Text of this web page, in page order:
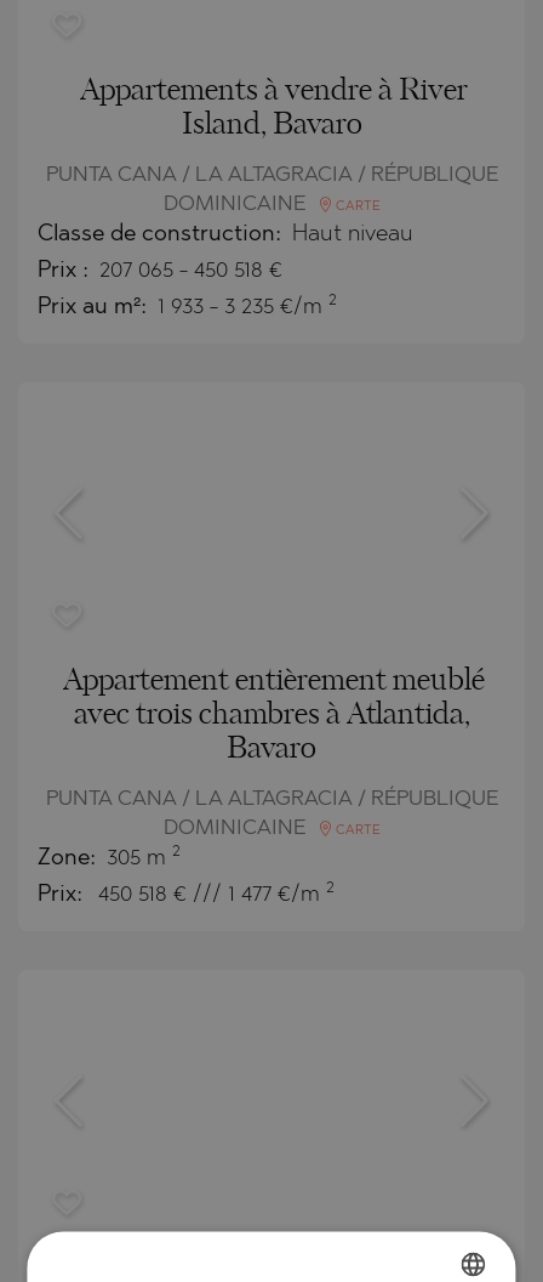
Appartements à vendre à River
Island, Bavaro
PUNTA CANA / LA ALTAGRACIA / RÉPUBLIQUE
DOMINICAINE
CARTE
Classe de construction: Haut niveau
Prix : 207 065 - 450 518 €
Prix au m²: 1 933 - 3 235 €/m 2
Appartement entièrement meublé
avec trois chambres à Atlantida,
Bavaro
PUNTA CANA / LA ALTAGRACIA / RÉPUBLIQUE
DOMINICAINE
CARTE
Zone: 305 m 2
Prix: 450 518 € /// 1 477 €/m 2
Appartements à vendre à Poseidonia